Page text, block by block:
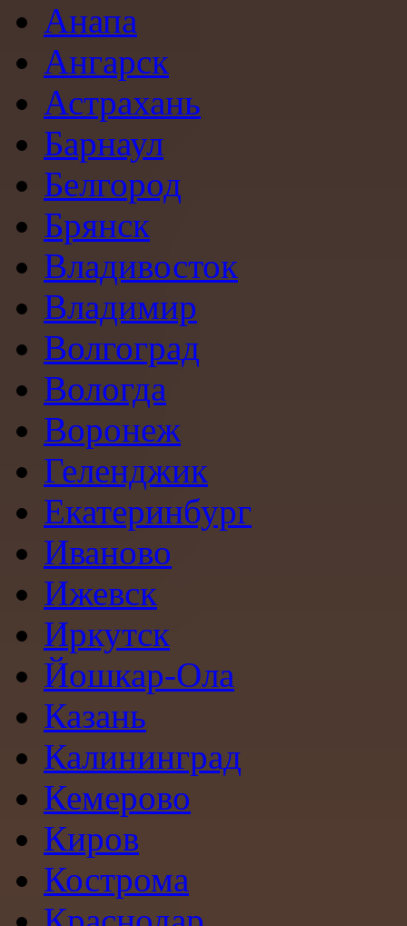
Анапа
Ангарск
Астрахань
Барнаул
Белгород
Брянск
Владивосток
Владимир
Волгоград
Вологда
Воронеж
Геленджик
Екатеринбург
Иваново
Ижевск
Иркутск
Йошкар-Ола
Казань
Калининград
Кемерово
Киров
Кострома